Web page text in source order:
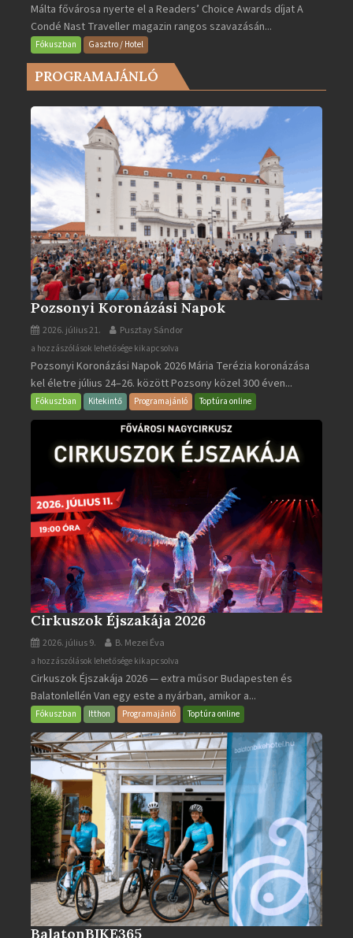
lett
Európa
legjobb
2025-
bejegyzéshez
Málta fővárosa nyerte el a Readers’ Choice Awards díjat A
Condé Nast Traveller magazin rangos szavazásán...
Fókuszban Gasztro / Hotel
PROGRAMAJÁNLÓ
Pozsonyi Koronázási Napok
2026. július 21. Pusztay Sándor
Pozsonyi
Koronázási
Napok
bejegyzéshez
a hozzászólások lehetősége kikapcsolva
Pozsonyi Koronázási Napok 2026 Mária Terézia koronázása
kel életre július 24–26. között Pozsony közel 300 éven...
Fókuszban Kitekintő Programajánló Toptúra online
Cirkuszok Éjszakája 2026
2026. július 9. B. Mezei Éva
Cirkuszok
Éjszakája
2026
bejegyzéshez
a hozzászólások lehetősége kikapcsolva
Cirkuszok Éjszakája 2026 — extra műsor Budapesten és
Balatonlellén Van egy este a nyárban, amikor a...
Fókuszban Itthon Programajánló Toptúra online
BalatonBIKE365